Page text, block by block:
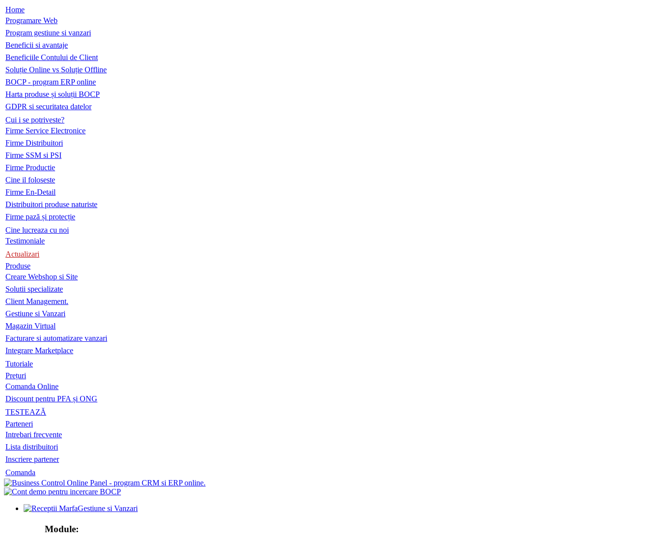
Home
Programare Web
Program gestiune si vanzari
Beneficii si avantaje
Beneficiile Contului de Client
Soluție Online vs Soluție Offline
BOCP - program ERP online
Harta produse și soluții BOCP
GDPR si securitatea datelor
Cui i se potriveste?
Firme Service Electronice
Firme Distribuitori
Firme SSM si PSI
Firme Productie
Cine il foloseste
Firme En-Detail
Distribuitori produse naturiste
Firme pază și protecție
Cine lucreaza cu noi
Testimoniale
Actualizari
Produse
Creare Webshop si Site
Solutii specializate
Client Management.
Gestiune si Vanzari
Magazin Virtual
Facturare si automatizare vanzari
Integrare Marketplace
Tutoriale
Prețuri
Comanda Online
Discount pentru PFA și ONG
TESTEAZĂ
Parteneri
Intrebari frecvente
Lista distribuitori
Inscriere partener
Comanda
Gestiune si Vanzari
Module: